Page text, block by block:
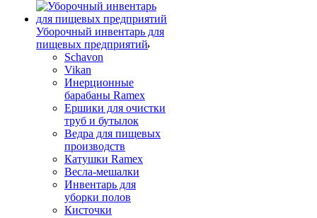
Уборочный инвентарь для
пищевых предприятий
Schavon
Vikan
Инерционные
барабаны Ramex
Ершики для очистки
труб и бутылок
Ведра для пищевых
производств
Катушки Ramex
Весла-мешалки
Инвентарь для
уборки полов
Кисточки